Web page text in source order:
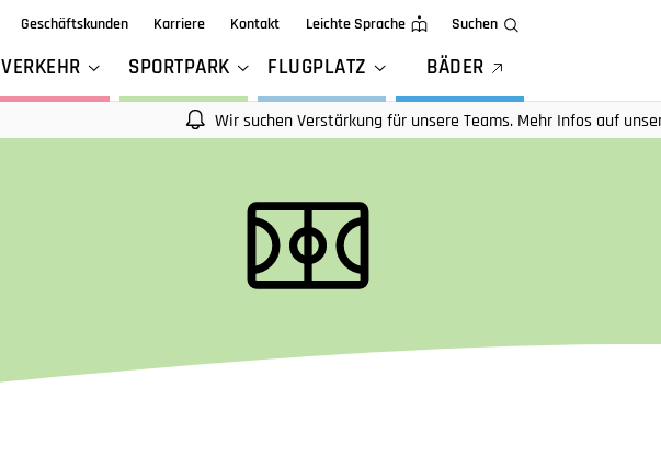
Geschäftskunden Karriere Kontakt Leichte Sprache Suchen
VERKEHR SPORTPARK FLUGPLATZ BÄDER
Wir suchen Verstärkung für unsere Teams. Mehr Infos auf unseren